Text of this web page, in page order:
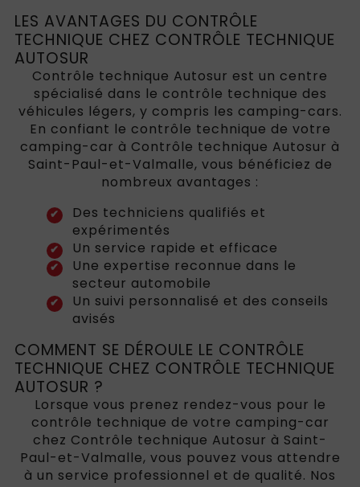
LES AVANTAGES DU CONTRÔLE
TECHNIQUE CHEZ CONTRÔLE TECHNIQUE
AUTOSUR
Contrôle technique Autosur est un centre
spécialisé dans le contrôle technique des
véhicules légers, y compris les camping-cars.
En confiant le contrôle technique de votre
camping-car à Contrôle technique Autosur à
Saint-Paul-et-Valmalle, vous bénéficiez de
nombreux avantages :
Des techniciens qualifiés et
expérimentés
Un service rapide et efficace
Une expertise reconnue dans le
secteur automobile
Un suivi personnalisé et des conseils
avisés
COMMENT SE DÉROULE LE CONTRÔLE
TECHNIQUE CHEZ CONTRÔLE TECHNIQUE
AUTOSUR ?
Lorsque vous prenez rendez-vous pour le
contrôle technique de votre camping-car
chez Contrôle technique Autosur à Saint-
Paul-et-Valmalle, vous pouvez vous attendre
à un service professionnel et de qualité. Nos